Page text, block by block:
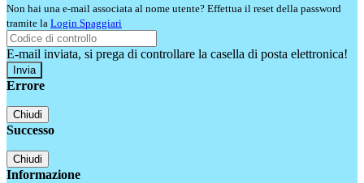
Non hai una e-mail associata al nome utente? Effettua il reset della password
tramite la Login Spaggiari
E-mail inviata, si prega di controllare la casella di posta elettronica!
Errore
Chiudi
Successo
Chiudi
Informazione